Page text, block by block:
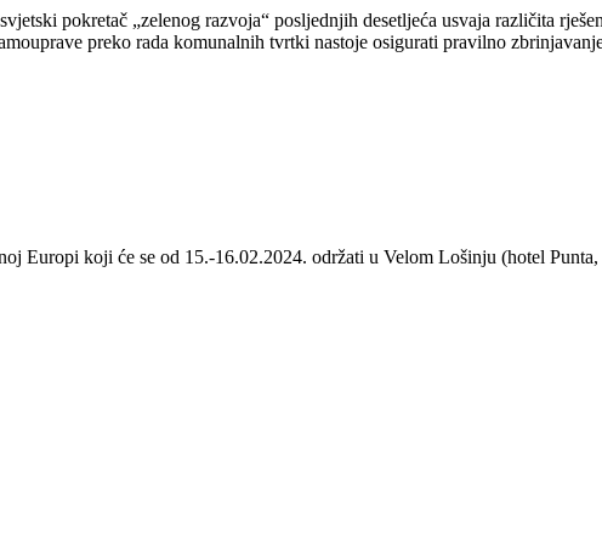
pokretač „zelenog razvoja“ posljednjih desetljeća usvaja različita
preko rada komunalnih tvrtki nastoje osigurati pravilno
Europi koji će se od 15.-16.02.2024. održati u Velom Lošinju (hotel